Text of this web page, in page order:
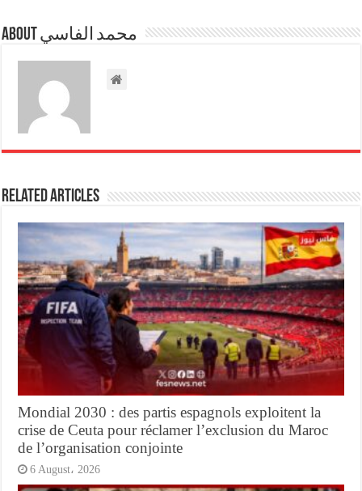
About محمد الفاسي
Related Articles
Mondial 2030 : des partis espagnols exploitent la
crise de Ceuta pour réclamer l’exclusion du Maroc
de l’organisation conjointe
6 August، 2026